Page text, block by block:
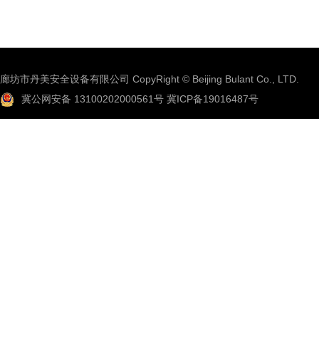
廊坊市丹美安全设备有限公司 CopyRight © Beijing Bulant Co., LTD.
冀公网安备 13100202000561号 冀ICP备19016487号